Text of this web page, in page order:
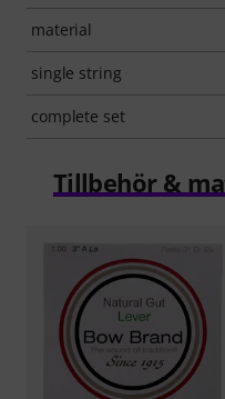
material
single string
complete set
Tillbehör &